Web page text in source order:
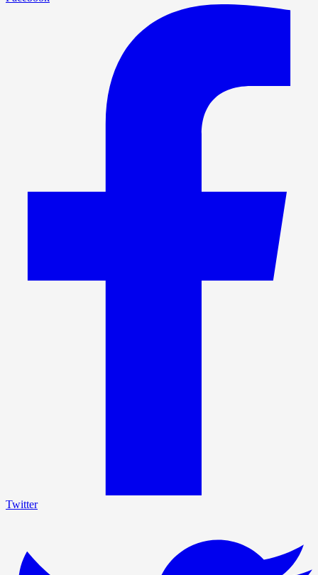
Twitter